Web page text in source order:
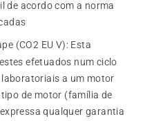
de acordo com a norma
(CO2 EU V): Esta
efetuados num ciclo
a um motor
de motor (família de
qualquer garantia